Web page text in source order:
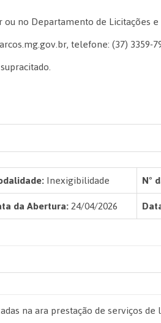
no Departamento de Licitações
telefone: (37) 3359-
Inexigibilidade Nº
da Abertura:24/04/2026
na ara prestação de serviços